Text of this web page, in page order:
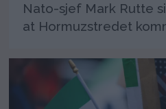
Nato-sjef Mark Rutte
at Hormuzstredet